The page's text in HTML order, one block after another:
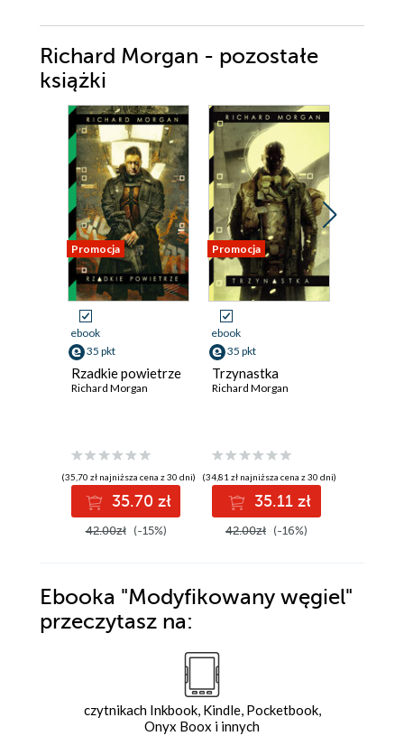
Richard Morgan - pozostałe
książki
Promocja
ebook
35 pkt
Rzadkie powietrze
Richard Morgan
(35,70 zł najniższa cena z 30 dni)
35.70 zł
42.00zł (-15%)
Promocja
ebook
35 pkt
Trzynastka
Richard Morgan
(34,81 zł najniższa cena z 30 dni)
35.11 zł
42.00zł (-16%)
Ebooka "Modyfikowany węgiel"
przeczytasz na:
czytnikach Inkbook, Kindle, Pocketbook,
Onyx Boox i innych